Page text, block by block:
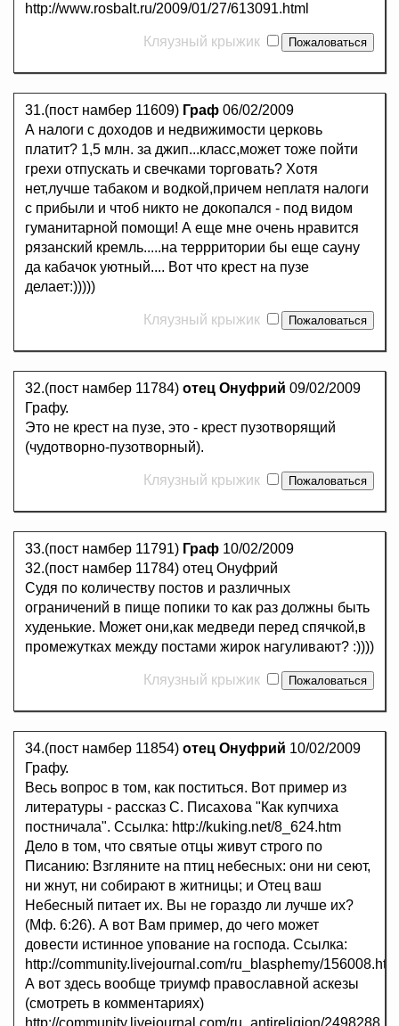
http://www.rosbalt.ru/2009/01/27/613091.html
Кляузный крыжик
31.(пост намбер 11609) Граф 06/02/2009
А налоги с доходов и недвижимости церковь
платит? 1,5 млн. за джип...класс,может тоже пойти
грехи отпускать и свечками торговать? Хотя
нет,лучше табаком и водкой,причем неплатя налоги
с прибыли и чтоб никто не докопался - под видом
гуманитарной помощи! А еще мне очень нравится
рязанский кремль.....на террритории бы еще сауну
да кабачок уютный.... Вот что крест на пузе
делает:)))))
Кляузный крыжик
32.(пост намбер 11784) отец Онуфрий 09/02/2009
Графу.
Это не крест на пузе, это - крест пузотворящий
(чудотворно-пузотворный).
Кляузный крыжик
33.(пост намбер 11791) Граф 10/02/2009
32.(пост намбер 11784) отец Онуфрий
Судя по количеству постов и различных
ограничений в пище попики то как раз должны быть
худенькие. Может они,как медведи перед спячкой,в
промежутках между постами жирок нагуливают? :))))
Кляузный крыжик
34.(пост намбер 11854) отец Онуфрий 10/02/2009
Графу.
Весь вопрос в том, как поститься. Вот пример из
литературы - рассказ С. Писахова "Как купчиха
постничала". Ссылка: http://kuking.net/8_624.htm
Дело в том, что святые отцы живут строго по
Писанию: Взгляните на птиц небесных: они ни сеют,
ни жнут, ни собирают в житницы; и Отец ваш
Небесный питает их. Вы не гораздо ли лучше их?
(Мф. 6:26). А вот Вам пример, до чего может
довести истинное упование на господа. Ссылка:
http://community.livejournal.com/ru_blasphemy/
А вот здесь вообще триумф православной аскезы
(смотреть в комментариях)